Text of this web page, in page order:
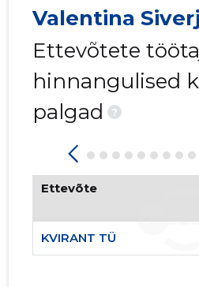
Valentina
Ettevõtete
hinnangulised
palgad
?
Ettevõte
KVIRANT TÜ